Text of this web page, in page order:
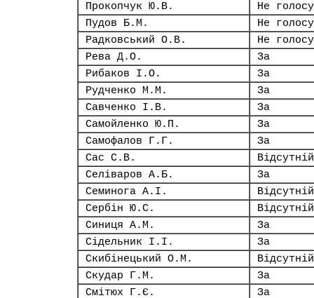
Прокопчук Ю.В.
Не
Пудов Б.М.
Не
Радковський О.В.
Не
Рева Д.О.
За
Рибаков І.О.
За
Рудченко М.М.
За
Савченко І.В.
За
Самойленко Ю.П.
За
Самофалов Г.Г.
За
Сас С.В.
Відсутній
Селіваров А.Б.
За
Семинога А.І.
Відсутній
Сербін Ю.С.
Відсутній
Синиця А.М.
За
Сідельник І.І.
За
Скибінецький О.М.
Відсутній
Скудар Г.М.
За
Смітюх Г.Є.
За